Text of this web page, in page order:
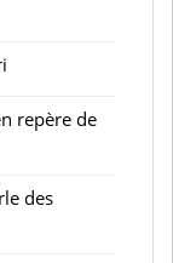
repère de
des